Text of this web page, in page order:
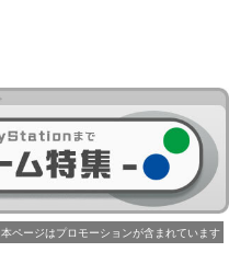
本ページはプロモーションが含まれています